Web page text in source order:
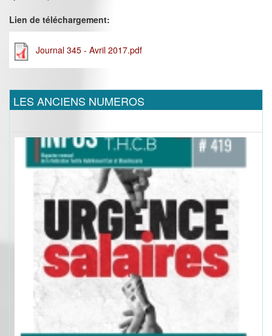
Lien de téléchargement:
Journal 345 - Avril 2017.pdf
LES ANCIENS NUMEROS